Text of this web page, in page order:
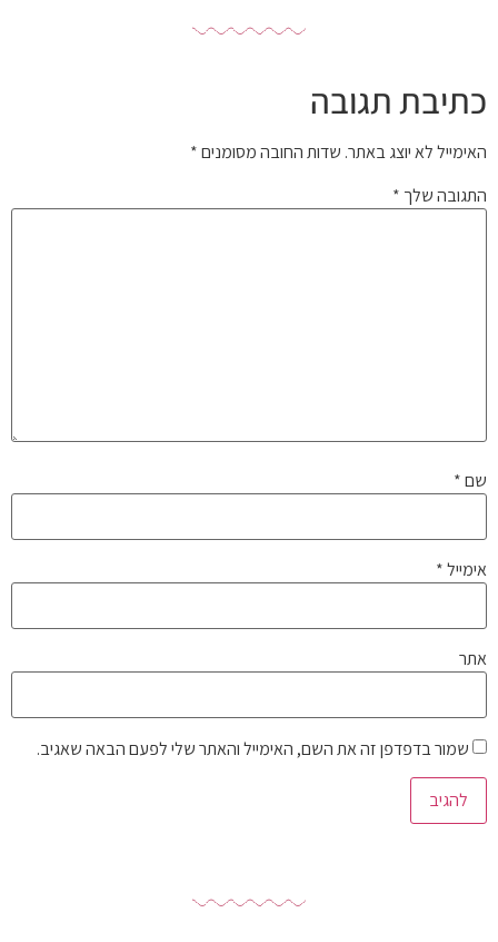
כתיבת תגובה
האימייל לא יוצג באתר. שדות החובה מסומנים*
התגובה שלך *
שם*
אימייל*
אתר
שמור בדפדפן זה את השם, האימייל והאתר שלי לפעם הבאה שאגיב.